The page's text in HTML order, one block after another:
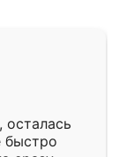
осталась
быстро